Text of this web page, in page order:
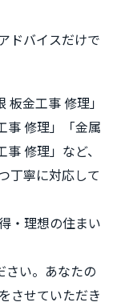
ドバイスだけで
金工事 修理」
事 修理」「金属
修理」など、
丁寧に対応して
・理想の住まい
さい。あなたの
させていただき